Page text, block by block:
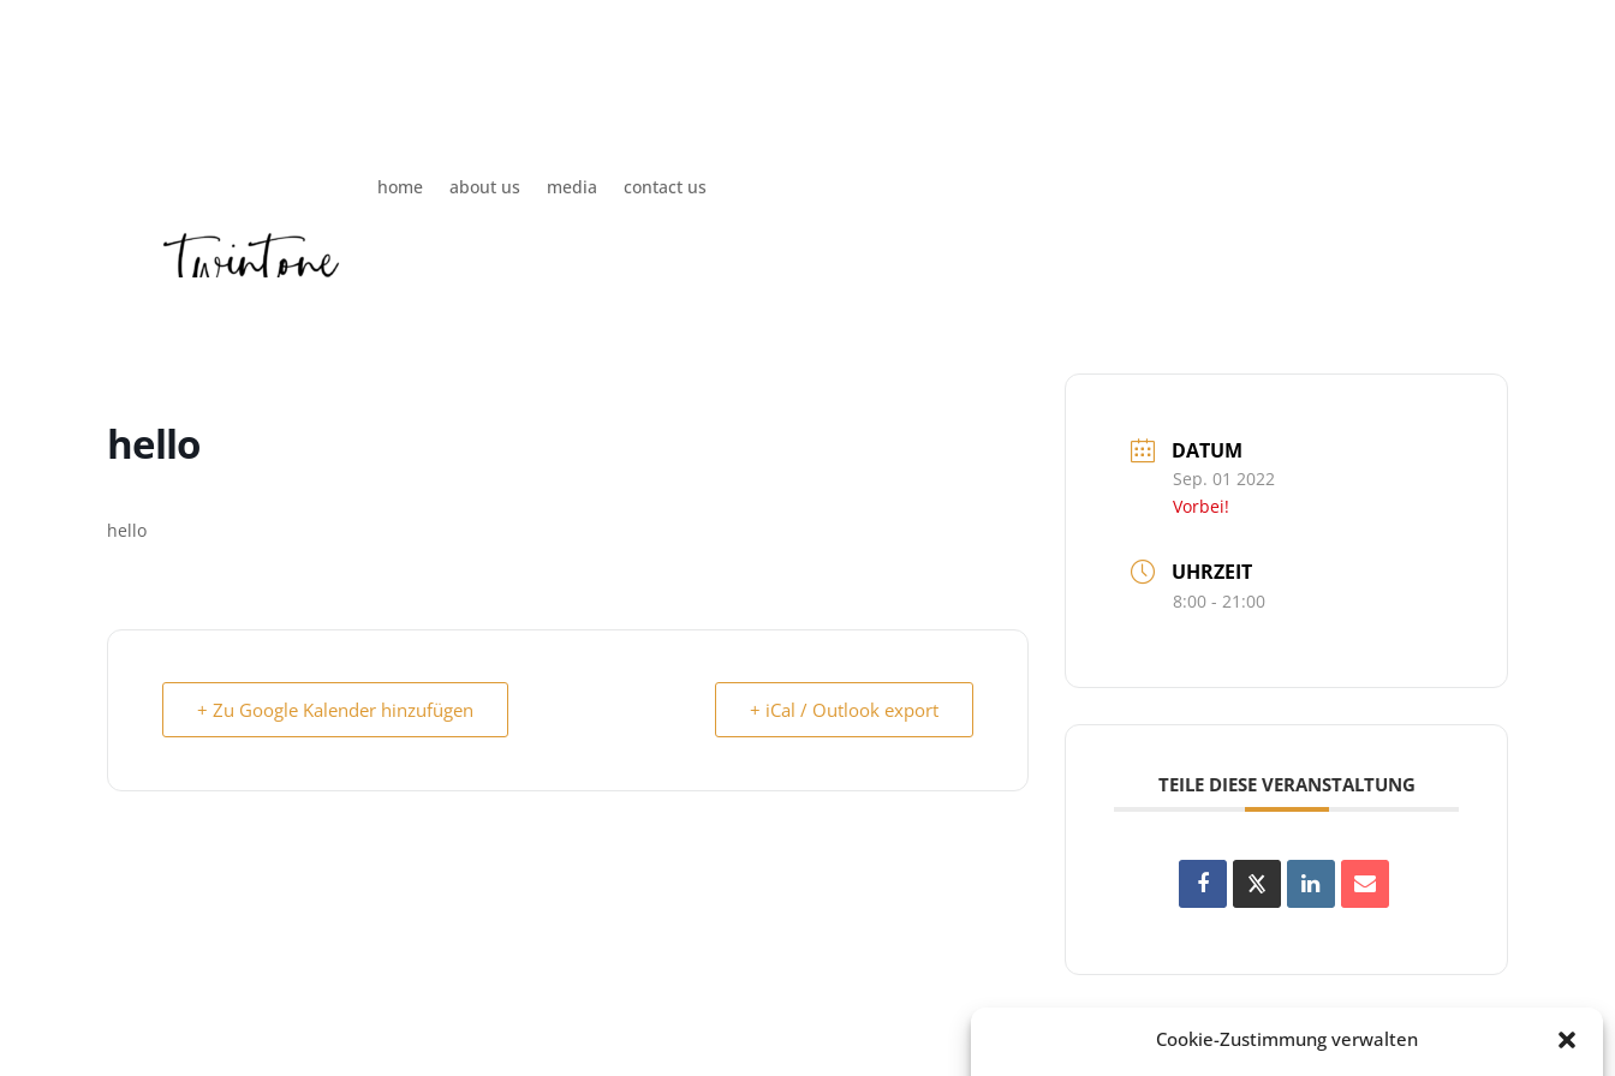
Cookie-Zustimmung verwalten
home about us media contact us
hello
hello
+ Zu Google Kalender hinzufügen + iCal / Outlook export
DATUM
Sep. 01 2022
Vorbei!
UHRZEIT
8:00 - 21:00
TEILE DIESE VERANSTALTUNG
Neueste Beiträge